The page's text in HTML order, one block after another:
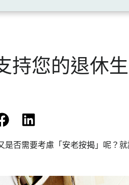
持您的退休
facebook
是否需要考慮「安老按揭」呢？